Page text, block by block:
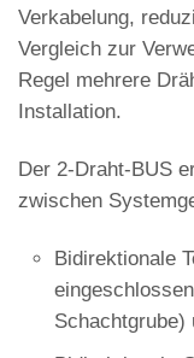
Verkabelung,
Vergleich zur
Regel mehrere
Installation.
Der 2-Draht-BUS
zwischen
Bidirektionale
Schachtgrube)